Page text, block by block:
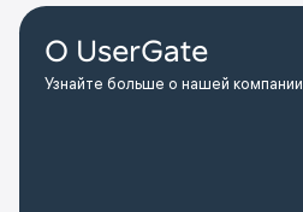
О UserGate
Узнайте больше о нашей компании